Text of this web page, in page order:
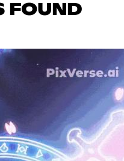
FOUND